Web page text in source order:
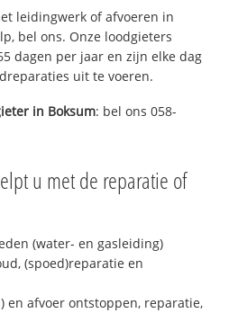
leidingwerk of afvoeren in
bel ons. Onze loodgieters
dagen per jaar en zijn elke dag
uit te voeren.
in Boksum: bel ons 058-
u met de reparatie of
(water- en gasleiding)
(spoed)reparatie en
en afvoer ontstoppen, reparatie,